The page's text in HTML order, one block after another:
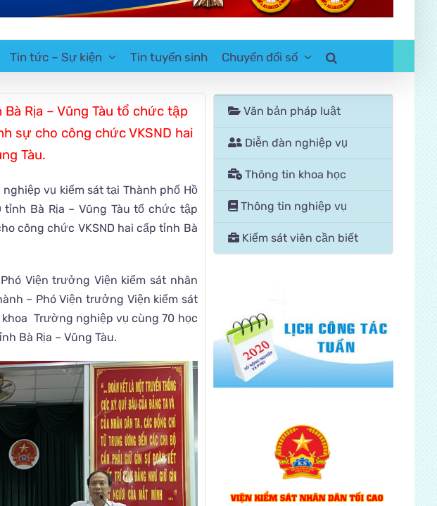
Tin tức – Sự kiện Tin tuyển sinh Chuyển đổi số
Rịa – Vũng Tàu tổ chức tập
sự cho công chức VKSND hai
Tàu.
vụ kiểm sát tại Thành phố Hồ
Bà Rịa – Vũng Tàu tổ chức tập
công chức VKSND hai cấp tỉnh Bà
Viện trưởng Viện kiểm sát nhân
– Phó Viện trưởng Viện kiểm sát
khoa Trường nghiệp vụ cùng 70 học
Bà Rịa – Vũng Tàu.
Văn bản pháp luật
Diễn đàn nghiệp vụ
Thông tin khoa học
Thông tin nghiệp vụ
Kiểm sát viên cần biết